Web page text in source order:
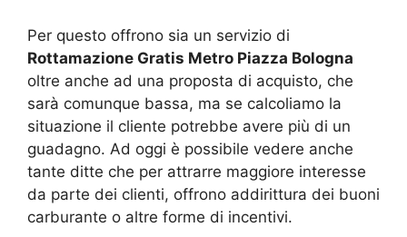
Per questo offrono sia un servizio di
Rottamazione Gratis Metro Piazza Bologna
oltre anche ad una proposta di acquisto, che
sarà comunque bassa, ma se calcoliamo la
situazione il cliente potrebbe avere più di un
guadagno. Ad oggi è possibile vedere anche
tante ditte che per attrarre maggiore interesse
da parte dei clienti, offrono addirittura dei buoni
carburante o altre forme di incentivi.